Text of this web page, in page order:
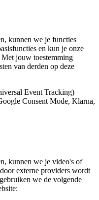
kunnen we je functies
en kun je onze
jouw toestemming
van derden op deze
Event Tracking)
Consent Mode, Klarna,
kunnen we je video's of
externe providers wordt
we de volgende